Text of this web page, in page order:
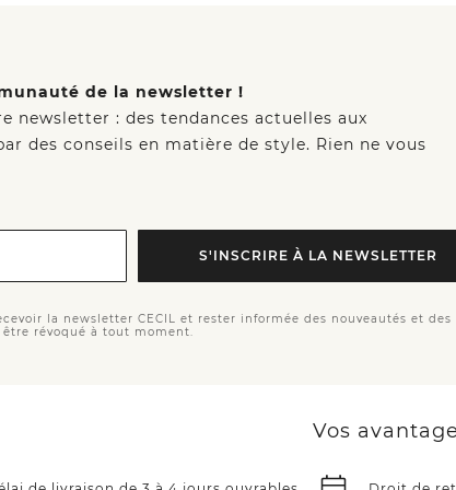
de la newsletter !
newsletter : des tendances actuelles aux
des conseils en matière de style. Rien ne vous
S'INSCRIRE À LA NEWSLETTER
la newsletter CECIL et rester informée des nouveautés et des
révoqué à tout moment.
Vos